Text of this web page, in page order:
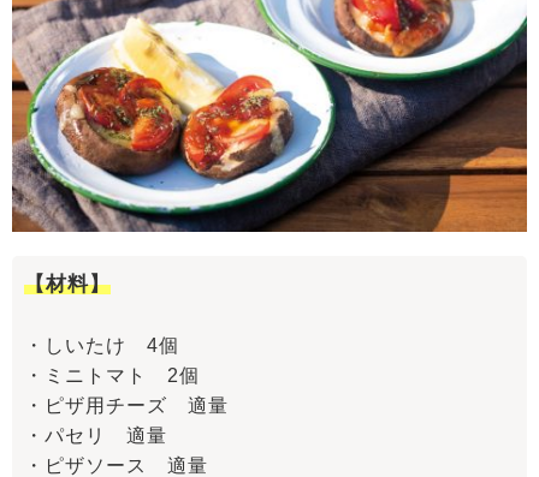
【材料】
・しいたけ 4個
・ミニトマト 2個
・ピザ用チーズ 適量
・パセリ 適量
・ピザソース 適量